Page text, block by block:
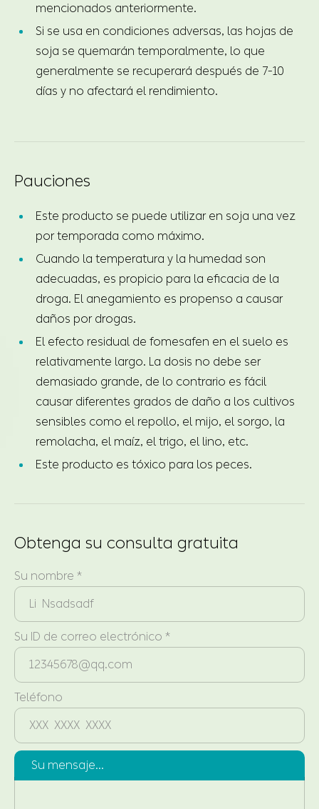
mencionados anteriormente.
Si se usa en condiciones adversas, las hojas de
soja se quemarán temporalmente, lo que
generalmente se recuperará después de 7-10
días y no afectará el rendimiento.
Pauciones
Este producto se puede utilizar en soja una vez
por temporada como máximo.
Cuando la temperatura y la humedad son
adecuadas, es propicio para la eficacia de la
droga. El anegamiento es propenso a causar
daños por drogas.
El efecto residual de fomesafen en el suelo es
relativamente largo. La dosis no debe ser
demasiado grande, de lo contrario es fácil
causar diferentes grados de daño a los cultivos
sensibles como el repollo, el mijo, el sorgo, la
remolacha, el maíz, el trigo, el lino, etc.
Este producto es tóxico para los peces.
Obtenga su consulta gratuita
Su nombre *
Su ID de correo electrónico *
Teléfono
Su mensaje...